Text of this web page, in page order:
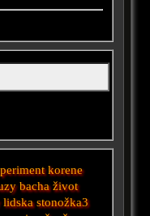
korene
bacha život
lidska stonožka3